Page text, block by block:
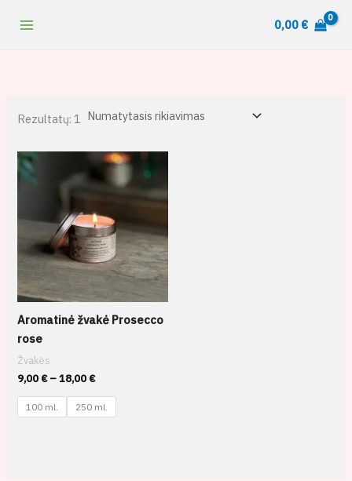
0,00 €
Rezultatų: 1
Aromatinė žvakė Prosecco
rose
Žvakės
9,00 € – 18,00 €
Price
range:
9,00 €
18,00 €
100 ml. 250 ml.